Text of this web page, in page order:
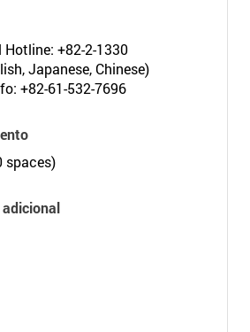
Hotline: +82-2-1330
Japanese, Chinese)
+82-61-532-7696
spaces)